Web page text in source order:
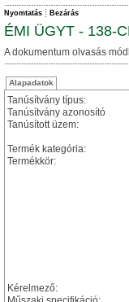
Nyomtatás Bezárás
ÉMI ÜGYT - 138-
A dokumentum olvasás
Alapadatok
Tanúsítvány típus:
Tanúsítvány azonosító
Tanúsított üzem:
Termék kategória:
Termékkör:
Kérelmező: